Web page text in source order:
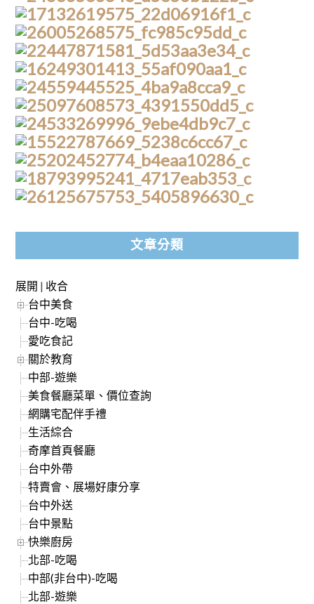
文章分類
展開 | 收合
台中美食
台中-吃喝
愛吃食記
關於教育
中部-遊樂
美食餐廳菜單、價位查詢
網購宅配伴手禮
生活綜合
奇摩首頁餐廳
台中外帶
特賣會、展場好康分享
台中外送
台中景點
快樂廚房
北部-吃喝
中部(非台中)-吃喝
北部-遊樂